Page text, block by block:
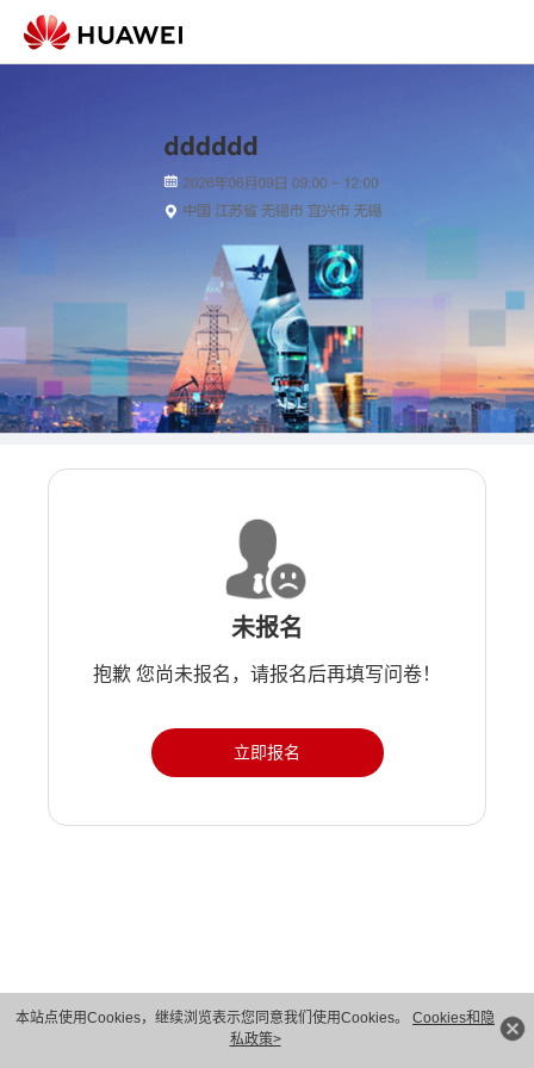
本站点使用Cookies，继续浏览表示您同意我们使用Cookies。 Cookies和隐
私政策>
未报名
抱歉 您尚未报名，请报名后再填写问卷！
立即报名
版权所有 © 华为技术有限公司 1998-2026。 保留一切权利。粤A2-20044005号
隐私保护
法律声明